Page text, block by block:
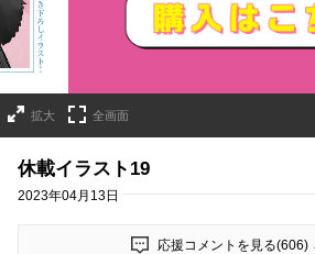
詳細ページへのリンク
拡大 全画面
休載イラスト19
2023年04月13日
応援コメントを見る(606)